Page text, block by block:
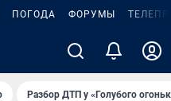
ПОГОДА ФОРУМЫ
Разбор ДТП у «Голубого